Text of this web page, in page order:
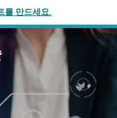
를 만드세요.